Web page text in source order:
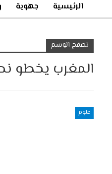
الرئيسية جهوية
تصفح الوسم
المغرب يخطو
علوم